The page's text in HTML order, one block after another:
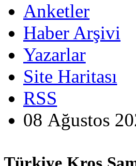
Anketler
Haber Arşivi
Yazarlar
Site Haritası
RSS
08 Ağustos